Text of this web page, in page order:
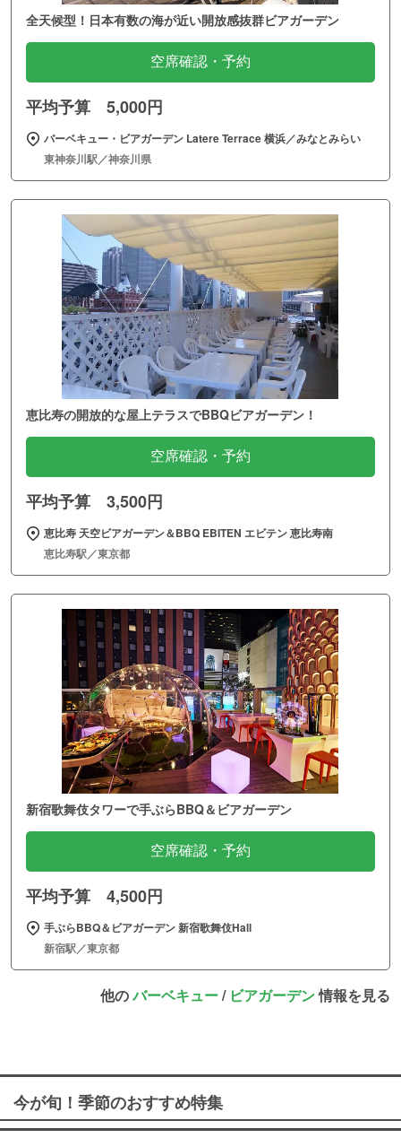
全天候型！日本有数の海が近い開放感抜群ビアガーデン
空席確認・予約
平均予算 5,000円
バーベキュー・ビアガーデン Latere Terrace 横浜／みなとみらい
東神奈川駅／神奈川県
恵比寿の開放的な屋上テラスでBBQビアガーデン！
空席確認・予約
平均予算 3,500円
恵比寿 天空ビアガーデン＆BBQ EBITEN エビテン 恵比寿南
恵比寿駅／東京都
新宿歌舞伎タワーで手ぶらBBQ＆ビアガーデン
空席確認・予約
平均予算 4,500円
手ぶらBBQ＆ビアガーデン 新宿歌舞伎Hall
新宿駅／東京都
他のバーベキュー/ ビアガーデン情報を見る
今が旬！季節のおすすめ特集